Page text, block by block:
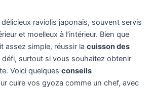
raviolis japonais, souvent servis
et moelleux à l’intérieur. Bien que
assez simple, réussir la cuisson des
défi, surtout si vous souhaitez obtenir
Voici quelques conseils
cuire vos gyoza comme un chef, avec